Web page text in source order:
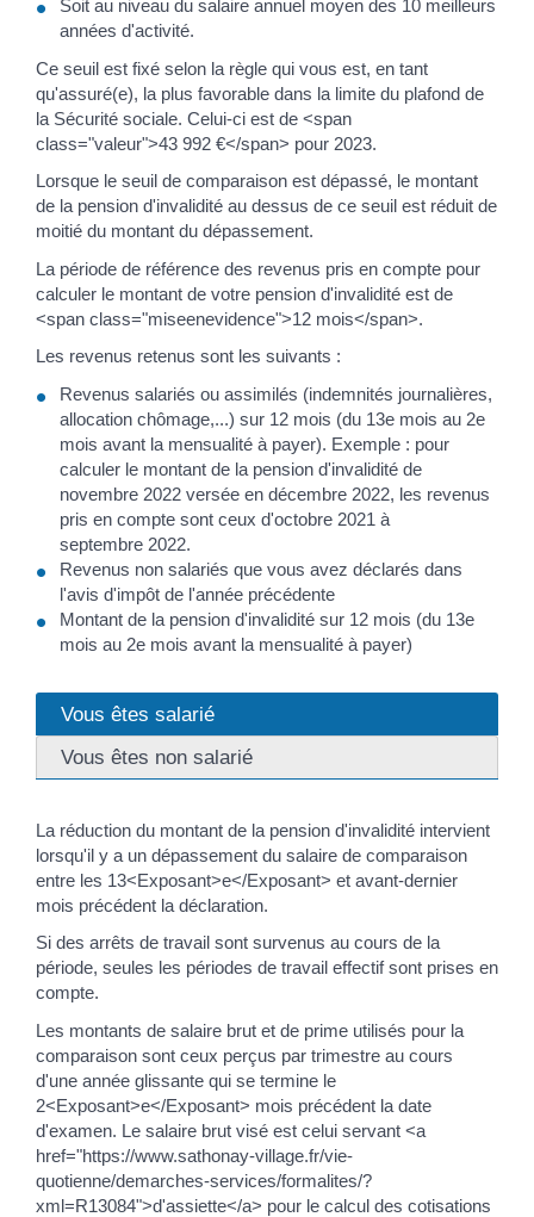
Soit au niveau du salaire annuel moyen des 10 meilleurs
années d'activité.
Ce seuil est fixé selon la règle qui vous est, en tant
qu'assuré(e), la plus favorable dans la limite du plafond de
la Sécurité sociale. Celui-ci est de <span
class="valeur">43 992 €</span> pour 2023.
Lorsque le seuil de comparaison est dépassé, le montant
de la pension d'invalidité au dessus de ce seuil est réduit de
moitié du montant du dépassement.
La période de référence des revenus pris en compte pour
calculer le montant de votre pension d'invalidité est de
<span class="miseenevidence">12 mois</span>.
Les revenus retenus sont les suivants :
Revenus salariés ou assimilés (indemnités journalières,
allocation chômage,...) sur 12 mois (du 13e mois au 2e
mois avant la mensualité à payer). Exemple : pour
calculer le montant de la pension d'invalidité de
novembre 2022 versée en décembre 2022, les revenus
pris en compte sont ceux d'octobre 2021 à
septembre 2022.
Revenus non salariés que vous avez déclarés dans
l'avis d'impôt de l'année précédente
Montant de la pension d'invalidité sur 12 mois (du 13e
mois au 2e mois avant la mensualité à payer)
Vous êtes salarié
Vous êtes non salarié
La réduction du montant de la pension d'invalidité intervient
lorsqu'il y a un dépassement du salaire de comparaison
entre les 13<Exposant>e</Exposant> et avant-dernier
mois précédent la déclaration.
Si des arrêts de travail sont survenus au cours de la
période, seules les périodes de travail effectif sont prises en
compte.
Les montants de salaire brut et de prime utilisés pour la
comparaison sont ceux perçus par trimestre au cours
d'une année glissante qui se termine le
2<Exposant>e</Exposant> mois précédent la date
d'examen. Le salaire brut visé est celui servant <a
href="https://www.sathonay-village.fr/vie-
quotienne/demarches-services/formalites/?
xml=R13084">d'assiette</a> pour le calcul des cotisations